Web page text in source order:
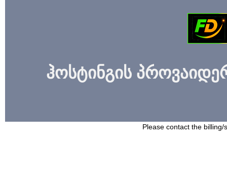
ჰოსტინგის
Please contact the